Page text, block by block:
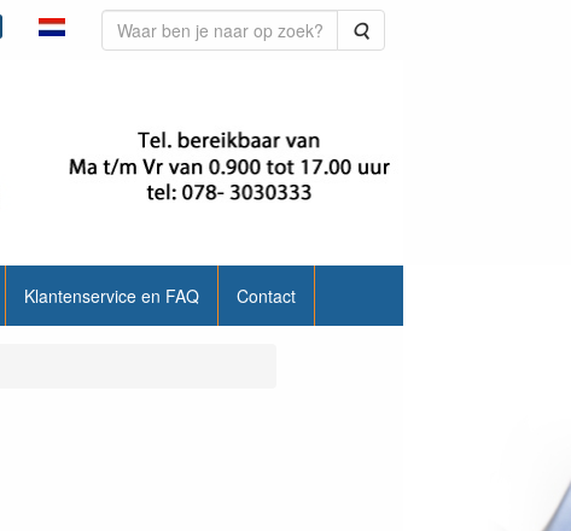
Zoeken
Klantenservice en FAQ Contact